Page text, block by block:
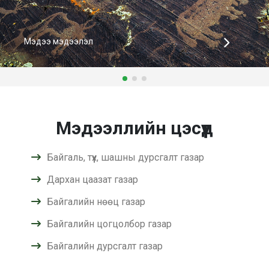
Мэдээ мэдээлэл
Мэдээллийн цэсүүд
Байгаль, түүх, шашны дурсгалт газар
Дархан цаазат газар
Байгалийн нөөц газар
Байгалийн цогцолбор газар
Байгалийн дурсгалт газар